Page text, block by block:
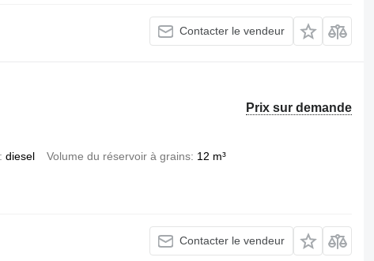
Contacter le vendeur
Prix sur demande
diesel Volume du réservoir à grains 12 m³
Contacter le vendeur